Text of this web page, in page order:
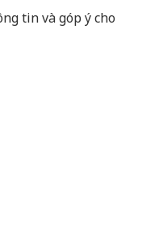
tin và góp ý cho